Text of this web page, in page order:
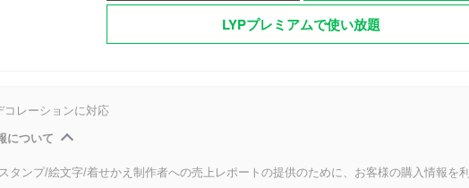
LYPプレミアムで使い放題
コレーションに対応
について
タンプ/絵文字/着せかえ制作者への売上レポートの提供のために、お客様の購入情報を利